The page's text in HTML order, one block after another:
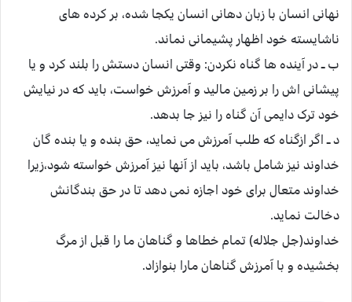
نهانی انسان با زبان دهانی انسان یکجا شده، بر کرده های
ناشایسته خود اظهار پشیمانی نماند.
ب ــ در آینده ها گناه نکردن: وقتی انسان دستش را بلند کرد و یا
پیشانی اش را بر زمین مالید و آمرزش خواست، باید که در نیایش
خود ترک دایمی آن گناه را نیز جا بدهد.
د ــ اگر ازگناه که طلب آمرزش می نماید، حق بنده و یا بنده گان
خداوند نیز شامل باشد، باید از آنها نیز آمرزش خواسته شود،زیرا
خداوند متعال برای خود اجازه نمی دهد تا در حق بندگانش
دخالت نماید.
خداوند(جل جلاله) تمام خطاها و گناهان ما را قبل از مرگ
بخشیده و با آمرزش گناهان مارا بنوازاد.